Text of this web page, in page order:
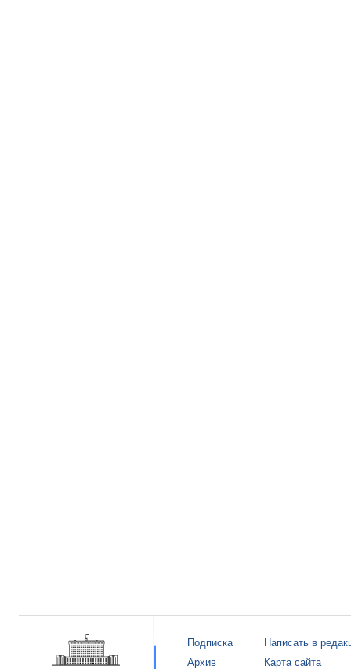
Подписка
Архив
Написать в
Карта сайта